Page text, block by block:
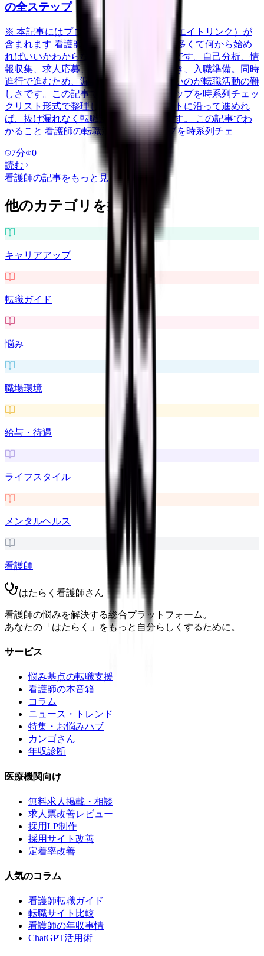
の全ステップ
※ 本記事にはプロモーション（アフィリエイトリンク）が
含まれます 看護師の転職は「やることが多くて何から始め
ればいいかわからない」という方が大半です。自己分析、情
報収集、求人応募、面接対策、退職手続き、入職準備。同時
進行で進むため、漏れや遅れが生じやすいのが転職活動の難
しさです。この記事では、転職の全ステップを時系列チェッ
クリスト形式で整理しました。このリストに沿って進めれ
ば、抜け漏れなく転職活動を完了できます。 この記事でわ
かること 看護師の転職活動の全ステップを時系列チェ
7分
0
読む
看護師の記事をもっと見る
他のカテゴリを探す
キャリアアップ
転職ガイド
悩み
職場環境
給与・待遇
ライフスタイル
メンタルヘルス
看護師
はたらく看護師さん
看護師の悩みを解決する総合プラットフォーム。
あなたの「はたらく」をもっと自分らしくするために。
サービス
悩み基点の転職支援
看護師の本音箱
コラム
ニュース・トレンド
特集・お悩みハブ
カンゴさん
年収診断
医療機関向け
無料求人掲載・相談
求人票改善レビュー
採用LP制作
採用サイト改善
定着率改善
人気のコラム
看護師転職ガイド
転職サイト比較
看護師の年収事情
ChatGPT活用術